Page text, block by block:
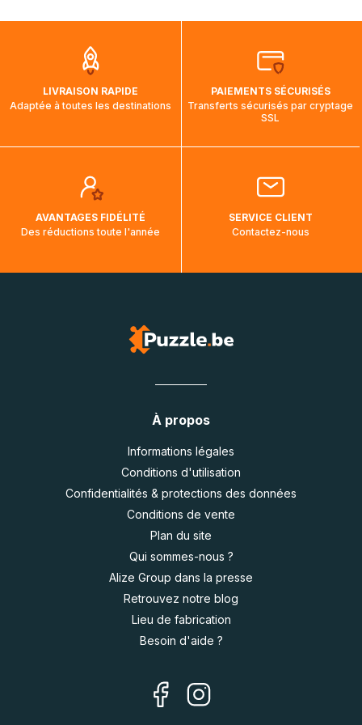
aura touché terre.
LIVRAISON RAPIDE
Adaptée à toutes les destinations
PAIEMENTS SÉCURISÉS
Transferts sécurisés par cryptage
SSL
AVANTAGES FIDÉLITÉ
Des réductions toute l'année
SERVICE CLIENT
Contactez-nous
À propos
Informations légales
Conditions d'utilisation
Confidentialités & protections des données
Conditions de vente
Plan du site
Qui sommes-nous ?
Alize Group dans la presse
Retrouvez notre blog
Lieu de fabrication
Besoin d'aide ?